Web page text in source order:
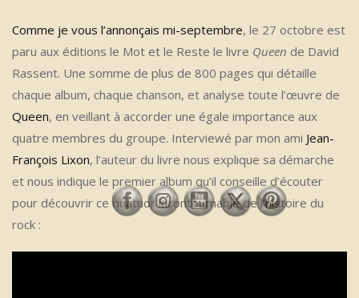
Comme je vous l’annonçais mi-septembre, le 27 octobre est
paru aux éditions le Mot et le Reste le livre Queen de David
Rassent. Une somme de plus de 800 pages qui détaille
chaque album, chaque chanson, et analyse toute l’œuvre de
Queen, en veillant à accorder une égale importance aux
quatre membres du groupe. Interviewé par mon ami Jean-
François Lixon, l’auteur du livre nous explique sa démarche
et nous indique le premier album qu’il conseille d’écouter
pour découvrir ce quatuor incontournable de l’histoire du
rock :